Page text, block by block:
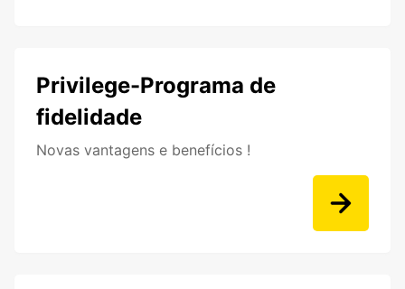
Privilege-Programa de
fidelidade
Novas vantagens e benefícios !